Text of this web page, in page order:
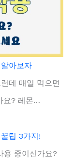
아보자
데 매일 먹으면
요? 레몬…
팁 3가지!
용 중이신가요?